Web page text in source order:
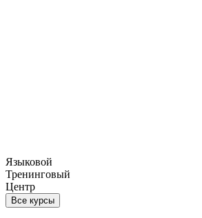
Языковой
Тренинговый
Центр
Все курсы